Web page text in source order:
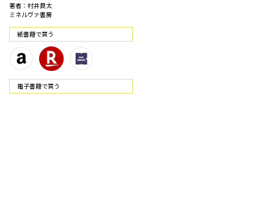
著者：村井良太
ミネルヴァ書房
紙書籍で買う
電⼦書籍で買う